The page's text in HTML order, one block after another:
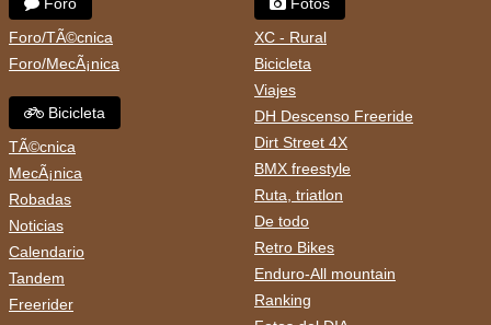
Foro
Foro/TÃ©cnica
Foro/MecÃ¡nica
Bicicleta
TÃ©cnica
MecÃ¡nica
Robadas
Noticias
Calendario
Tandem
Freerider
Fotos
XC - Rural
Bicicleta
Viajes
DH Descenso Freeride
Dirt Street 4X
BMX freestyle
Ruta, triatlon
De todo
Retro Bikes
Enduro-All mountain
Ranking